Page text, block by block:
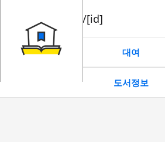
book/rent/[id]
대여
도서정보